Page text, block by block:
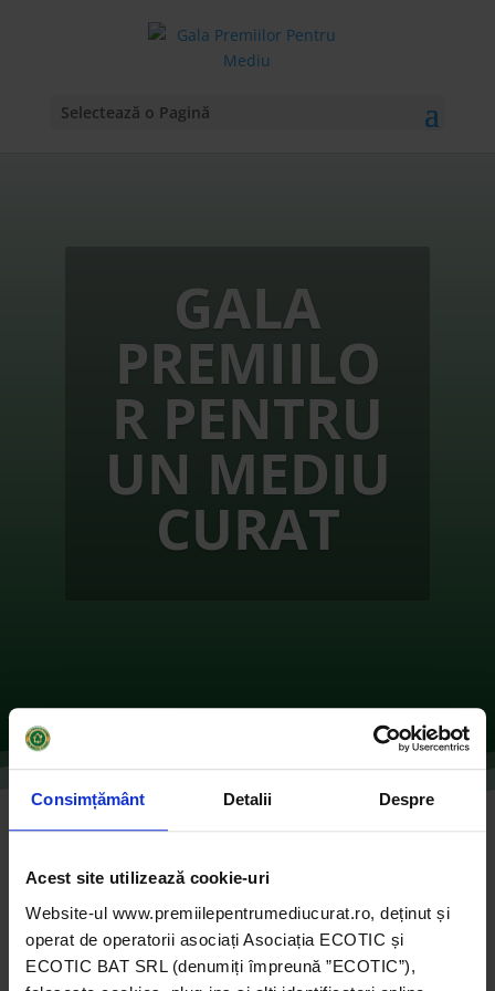
Consimțământ Detalii Despre
Acest site utilizează cookie-uri
Website-ul www.premiilepentrumediucurat.ro, deținut și
operat de operatorii asociați Asociația ECOTIC și
ECOTIC BAT SRL (denumiți împreună ”ECOTIC”),
Selectează o Pagină
GALA
PREMIILO
R PENTRU
UN MEDIU
CURAT
pentru mediu și sănătate
pentru ONG 2019,ONG-uri|0 comentarii